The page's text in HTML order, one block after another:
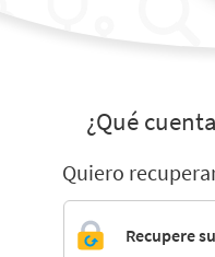
¿Qué
Quiero
Recupere